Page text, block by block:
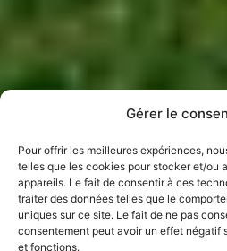
Gérer le
Pour offrir les meilleures expériences,
telles que les cookies pour stocker et/ou
appareils. Le fait de consentir à ces
traiter des données telles que le
uniques sur ce site. Le fait de ne pas
consentement peut avoir un effet négatif
et fonctions.